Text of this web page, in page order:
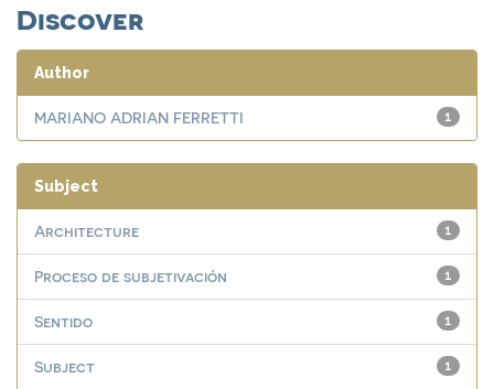
Discover
Author
1
MARIANO ADRIAN FERRETTI
Subject
1
Architecture
1
Proceso de subjetivación
1
Sentido
1
Subject